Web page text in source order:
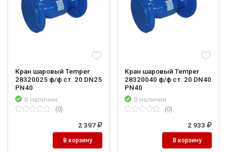
Кран шаровый Temper
28320025 ф/ф ст. 20 DN25
PN40
В наличии
(0)
2 397
В корзину
Кран шаровый Temper
28320040 ф/ф ст. 20 DN40
PN40
В наличии
(0)
2 933
В корзину